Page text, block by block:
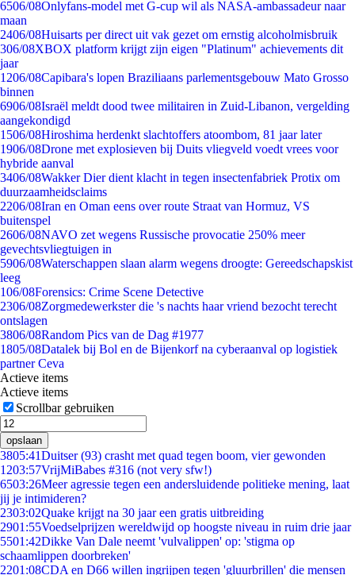
6506/08Onlyfans-model met G-cup wil als NASA-ambassadeur naar
maan
2406/08Huisarts per direct uit vak gezet om ernstig alcoholmisbruik
306/08XBOX platform krijgt zijn eigen "Platinum" achievements dit
jaar
1206/08Capibara's lopen Braziliaans parlementsgebouw Mato Grosso
binnen
6906/08Israël meldt dood twee militairen in Zuid-Libanon, vergelding
aangekondigd
1506/08Hiroshima herdenkt slachtoffers atoombom, 81 jaar later
1906/08Drone met explosieven bij Duits vliegveld voedt vrees voor
hybride aanval
3406/08Wakker Dier dient klacht in tegen insectenfabriek Protix om
duurzaamheidsclaims
2206/08Iran en Oman eens over route Straat van Hormuz, VS
buitenspel
2606/08NAVO zet wegens Russische provocatie 250% meer
gevechtsvliegtuigen in
5906/08Waterschappen slaan alarm wegens droogte: Gereedschapskist
leeg
106/08Forensics: Crime Scene Detective
2306/08Zorgmedewerkster die 's nachts haar vriend bezocht terecht
ontslagen
3806/08Random Pics van de Dag #1977
1805/08Datalek bij Bol en de Bijenkorf na cyberaanval op logistiek
partner Ceva
Actieve items
Actieve items
Scrollbar gebruiken
opslaan
3805:41Duitser (93) crasht met quad tegen boom, vier gewonden
1203:57VrijMiBabes #316 (not very sfw!)
6503:26Meer agressie tegen een andersluidende politieke mening, laat
jij je intimideren?
2303:02Quake krijgt na 30 jaar een gratis uitbreiding
2901:55Voedselprijzen wereldwijd op hoogste niveau in ruim drie jaar
5501:42Dikke Van Dale neemt 'vulvalippen' op: 'stigma op
schaamlippen doorbreken'
2201:08CDA en D66 willen ingrijpen tegen 'gluurbrillen' die mensen